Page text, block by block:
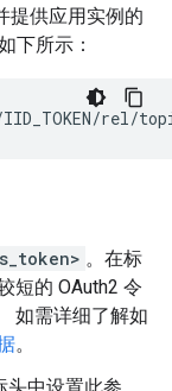
提供应用实例的
下所示：
。在标
短的 OAuth2 令
如需详细了解如
。